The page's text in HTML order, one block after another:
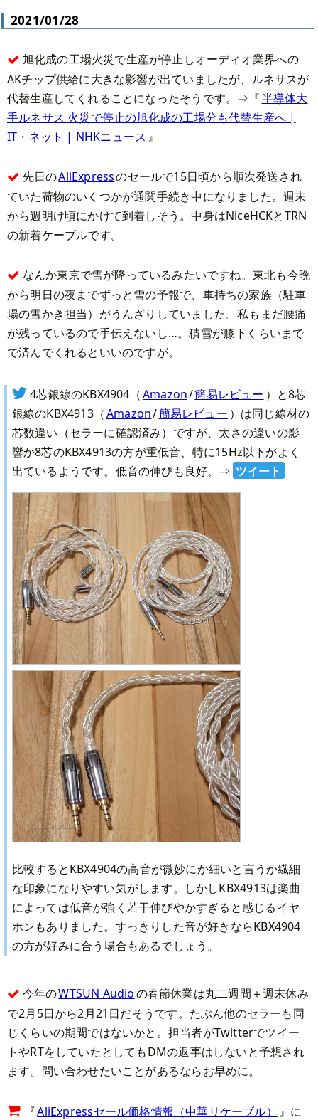
2021/01/28
旭化成の工場火災で生産が停止しオーディオ業界への
AKチップ供給に大きな影響が出ていましたが、ルネサスが
代替生産してくれることになったそうです。⇒『半導体大
手ルネサス 火災で停止の旭化成の工場分も代替生産へ |
IT・ネット | NHKニュース 』
先日のAliExpressのセールで15日頃から順次発送され
ていた荷物のいくつかが通関手続き中になりました。週末
から週明け頃にかけて到着しそう。中身はNiceHCKとTRN
の新着ケーブルです。
なんか東京で雪が降っているみたいですね。東北も今晩
から明日の夜までずっと雪の予報で、車持ちの家族（駐車
場の雪かき担当）がうんざりしていました。私もまだ腰痛
が残っているので手伝えないし…。積雪が膝下くらいまで
で済んでくれるといいのですが。
4芯銀線のKBX4904（Amazon/簡易レビュー ）と8芯
銀線のKBX4913（Amazon/簡易レビュー ）は同じ線材の
芯数違い（セラーに確認済み）ですが、太さの違いの影
響か8芯のKBX4913の方が重低音、特に15Hz以下がよく
出ているようです。低音の伸びも良好。 ⇒ ツイート
比較するとKBX4904の高音が微妙にか細いと言うか繊細
な印象になりやすい気がします。しかしKBX4913は楽曲
によっては低音が強く若干伸びやかすぎると感じるイヤ
ホンもありました。すっきりした音が好きならKBX4904
の方が好みに合う場合もあるでしょう。
今年のWTSUN Audioの春節休業は丸二週間＋週末休み
で2月5日から2月21日だそうです。たぶん他のセラーも同
じくらいの期間ではないかと。担当者がTwitterでツイー
トやRTをしていたとしてもDMの返事はしないと予想され
ます。問い合わせたいことがあるならお早めに。
『AliExpressセール価格情報（中華リケーブル）
』に